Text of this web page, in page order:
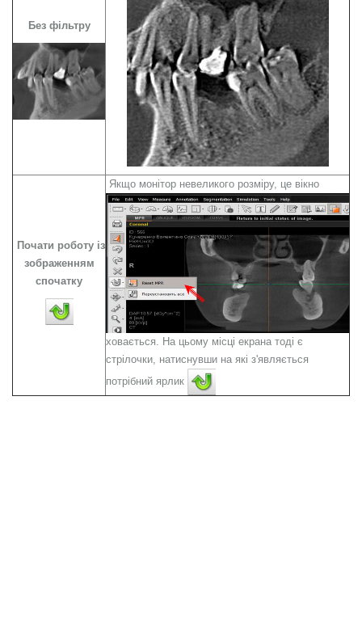
Без фільтру
Почати роботу із
зображенням
спочатку
Якщо монітор невеликого розміру, це вікно
ховається. На цьому місці екрана тоді є
стрілочки, натиснувши на які з'являється
потрібний ярлик